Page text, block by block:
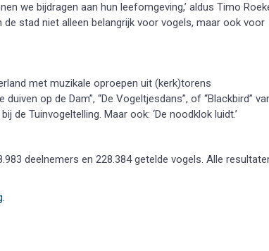
we bijdragen aan hun leefomgeving,’ aldus Timo
de stad niet alleen belangrijk voor vogels, maar ook voor
met muzikale oproepen uit (kerk)torens
op de Dam”, “De Vogeltjesdans”, of “Blackbird”
de Tuinvogeltelling. Maar ook: ‘De noodklok luidt.’
deelnemers en 228.384 getelde vogels. Alle
.